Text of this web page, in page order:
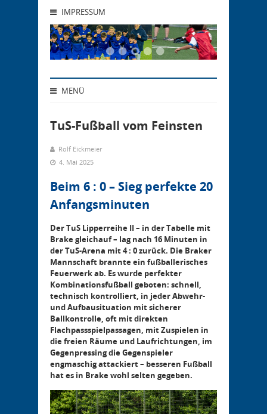
IMPRESSUM
MENÜ
TuS-Fußball vom Feinsten
Rolf Eickmeier
4. Mai 2025
Beim 6 : 0 – Sieg perfekte 20
Anfangsminuten
Der TuS Lipperreihe II – in der Tabelle mit
Brake gleichauf – lag nach 16 Minuten in
der TuS-Arena mit 4 : 0 zurück. Die Braker
Mannschaft brannte ein fußballerisches
Feuerwerk ab. Es wurde perfekter
Kombinationsfußball geboten: schnell,
technisch kontrolliert, in jeder Abwehr-
und Aufbausituation mit sicherer
Ballkontrolle, oft mit direkten
Flachpassspielpassagen, mit Zuspielen in
die freien Räume und Laufrichtungen, im
Gegenpressing die Gegenspieler
engmaschig attackiert – besseren Fußball
hat es in Brake wohl selten gegeben.